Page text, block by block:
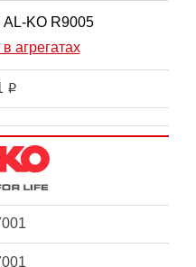
KO R9005
агрегатах
i